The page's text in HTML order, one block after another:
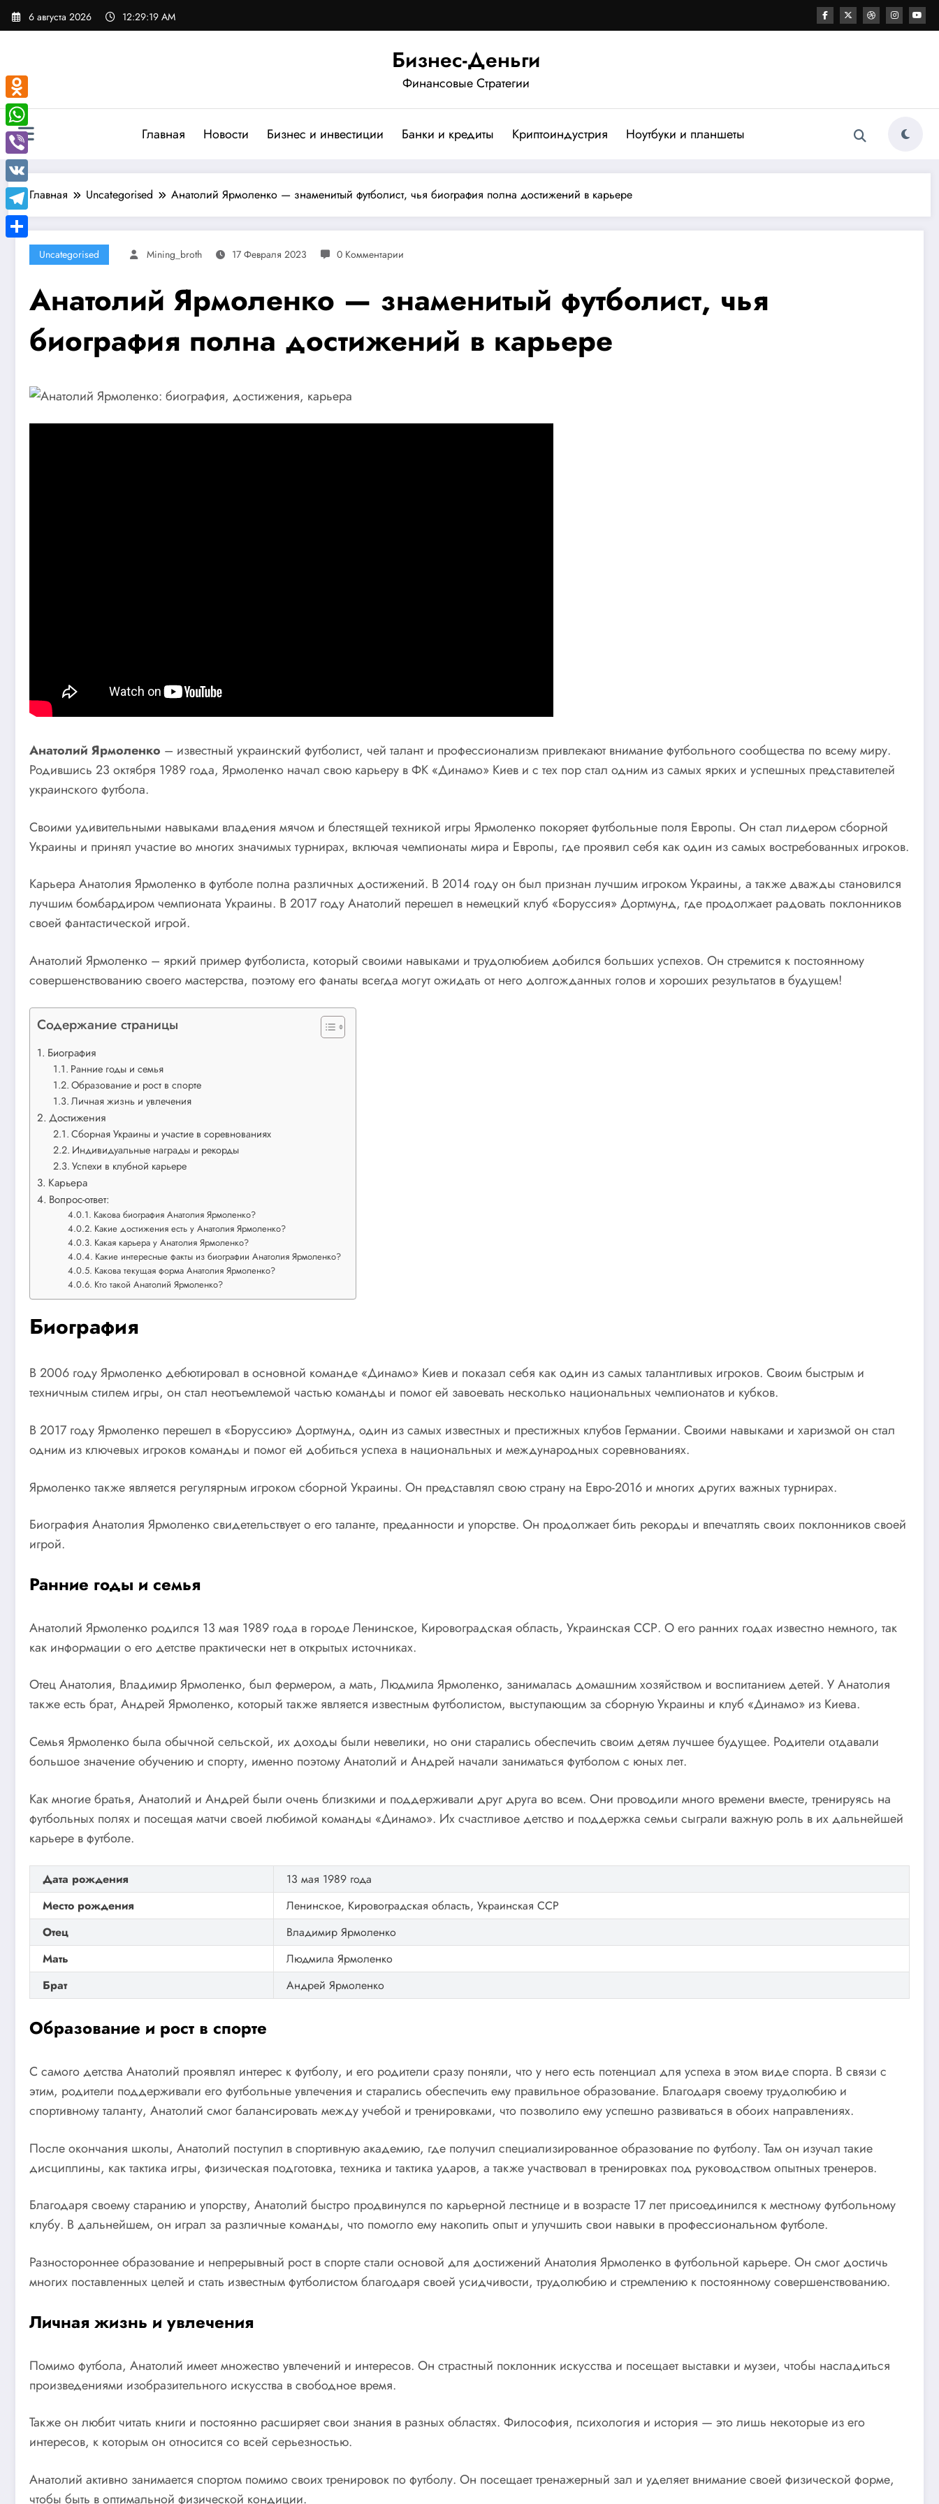
Перейти
6 августа 2026 12:29:20 AM
Бизнес-Деньги
Финансовые Стратегии
Главная Новости Бизнес и инвестиции Банки и кредиты Криптоиндустрия Ноутбуки и планшеты
Главная Uncategorised Анатолий Ярмоленко — знаменитый футболист, чья биография полна достижений в карьере
Uncategorised Mining_broth 17 Февраля 2023 0 Комментарии
Анатолий Ярмоленко — знаменитый футболист, чья
биография полна достижений в карьере
Анатолий Ярмоленко – известный украинский футболист, чей талант и профессионализм привлекают внимание футбольного сообщества по всему миру.
Родившись 23 октября 1989 года, Ярмоленко начал свою карьеру в ФК «Динамо» Киев и с тех пор стал одним из самых ярких и успешных представителей
украинского футбола.
Своими удивительными навыками владения мячом и блестящей техникой игры Ярмоленко покоряет футбольные поля Европы. Он стал лидером сборной
Украины и принял участие во многих значимых турнирах, включая чемпионаты мира и Европы, где проявил себя как один из самых востребованных игроков.
Карьера Анатолия Ярмоленко в футболе полна различных достижений. В 2014 году он был признан лучшим игроком Украины, а также дважды становился
лучшим бомбардиром чемпионата Украины. В 2017 году Анатолий перешел в немецкий клуб «Боруссия» Дортмунд, где продолжает радовать поклонников
своей фантастической игрой.
Анатолий Ярмоленко – яркий пример футболиста, который своими навыками и трудолюбием добился больших успехов. Он стремится к постоянному
совершенствованию своего мастерства, поэтому его фанаты всегда могут ожидать от него долгожданных голов и хороших результатов в будущем!
Содержание страницы
Биография
Ранние годы и семья
Образование и рост в спорте
Личная жизнь и увлечения
Достижения
Сборная Украины и участие в соревнованиях
Индивидуальные награды и рекорды
Успехи в клубной карьере
Карьера
Вопрос-ответ:
Какова биография Анатолия Ярмоленко?
Какие достижения есть у Анатолия Ярмоленко?
Какая карьера у Анатолия Ярмоленко?
Какие интересные факты из биографии Анатолия Ярмоленко?
Какова текущая форма Анатолия Ярмоленко?
Кто такой Анатолий Ярмоленко?
Биография
В 2006 году Ярмоленко дебютировал в основной команде «Динамо» Киев и показал себя как один из самых талантливых игроков. Своим быстрым и
техничным стилем игры, он стал неотъемлемой частью команды и помог ей завоевать несколько национальных чемпионатов и кубков.
В 2017 году Ярмоленко перешел в «Боруссию» Дортмунд, один из самых известных и престижных клубов Германии. Своими навыками и харизмой он стал
одним из ключевых игроков команды и помог ей добиться успеха в национальных и международных соревнованиях.
Ярмоленко также является регулярным игроком сборной Украины. Он представлял свою страну на Евро-2016 и многих других важных турнирах.
Биография Анатолия Ярмоленко свидетельствует о его таланте, преданности и упорстве. Он продолжает бить рекорды и впечатлять своих поклонников своей
игрой.
Ранние годы и семья
Анатолий Ярмоленко родился 13 мая 1989 года в городе Ленинское, Кировоградская область, Украинская ССР. О его ранних годах известно немного, так
как информации о его детстве практически нет в открытых источниках.
Отец Анатолия, Владимир Ярмоленко, был фермером, а мать, Людмила Ярмоленко, занималась домашним хозяйством и воспитанием детей. У Анатолия
также есть брат, Андрей Ярмоленко, который также является известным футболистом, выступающим за сборную Украины и клуб «Динамо» из Киева.
Семья Ярмоленко была обычной сельской, их доходы были невелики, но они старались обеспечить своим детям лучшее будущее. Родители отдавали
большое значение обучению и спорту, именно поэтому Анатолий и Андрей начали заниматься футболом с юных лет.
Как многие братья, Анатолий и Андрей были очень близкими и поддерживали друг друга во всем. Они проводили много времени вместе, тренируясь на
футбольных полях и посещая матчи своей любимой команды «Динамо». Их счастливое детство и поддержка семьи сыграли важную роль в их дальнейшей
карьере в футболе.
Дата рождения
13 мая 1989 года
Место рождения
Ленинское, Кировоградская область, Украинская ССР
Отец
Владимир Ярмоленко
Мать
Людмила Ярмоленко
Брат
Андрей Ярмоленко
Образование и рост в спорте
С самого детства Анатолий проявлял интерес к футболу, и его родители сразу поняли, что у него есть потенциал для успеха в этом виде спорта. В связи с
этим, родители поддерживали его футбольные увлечения и старались обеспечить ему правильное образование. Благодаря своему трудолюбию и
спортивному таланту, Анатолий смог балансировать между учебой и тренировками, что позволило ему успешно развиваться в обоих направлениях.
После окончания школы, Анатолий поступил в спортивную академию, где получил специализированное образование по футболу. Там он изучал такие
дисциплины, как тактика игры, физическая подготовка, техника и тактика ударов, а также участвовал в тренировках под руководством опытных тренеров.
Благодаря своему старанию и упорству, Анатолий быстро продвинулся по карьерной лестнице и в возрасте 17 лет присоединился к местному футбольному
клубу. В дальнейшем, он играл за различные команды, что помогло ему накопить опыт и улучшить свои навыки в профессиональном футболе.
Разностороннее образование и непрерывный рост в спорте стали основой для достижений Анатолия Ярмоленко в футбольной карьере. Он смог достичь
многих поставленных целей и стать известным футболистом благодаря своей усидчивости, трудолюбию и стремлению к постоянному совершенствованию.
Личная жизнь и увлечения
Помимо футбола, Анатолий имеет множество увлечений и интересов. Он страстный поклонник искусства и посещает выставки и музеи, чтобы насладиться
произведениями изобразительного искусства в свободное время.
Также он любит читать книги и постоянно расширяет свои знания в разных областях. Философия, психология и история — это лишь некоторые из его
интересов, к которым он относится со всей серьезностью.
Анатолий активно занимается спортом помимо своих тренировок по футболу. Он посещает тренажерный зал и уделяет внимание своей физической форме,
чтобы быть в оптимальной физической кондиции.
Odnoklassniki
WhatsApp
Viber
VK
Telegram
Отправить